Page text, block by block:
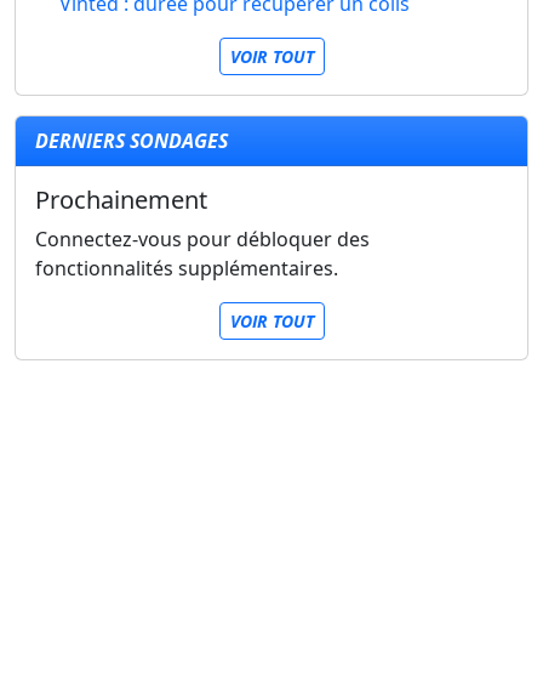
VOIR TOUT
DERNIERS SONDAGES
Prochainement
Connectez-vous pour débloquer des
fonctionnalités supplémentaires.
VOIR TOUT